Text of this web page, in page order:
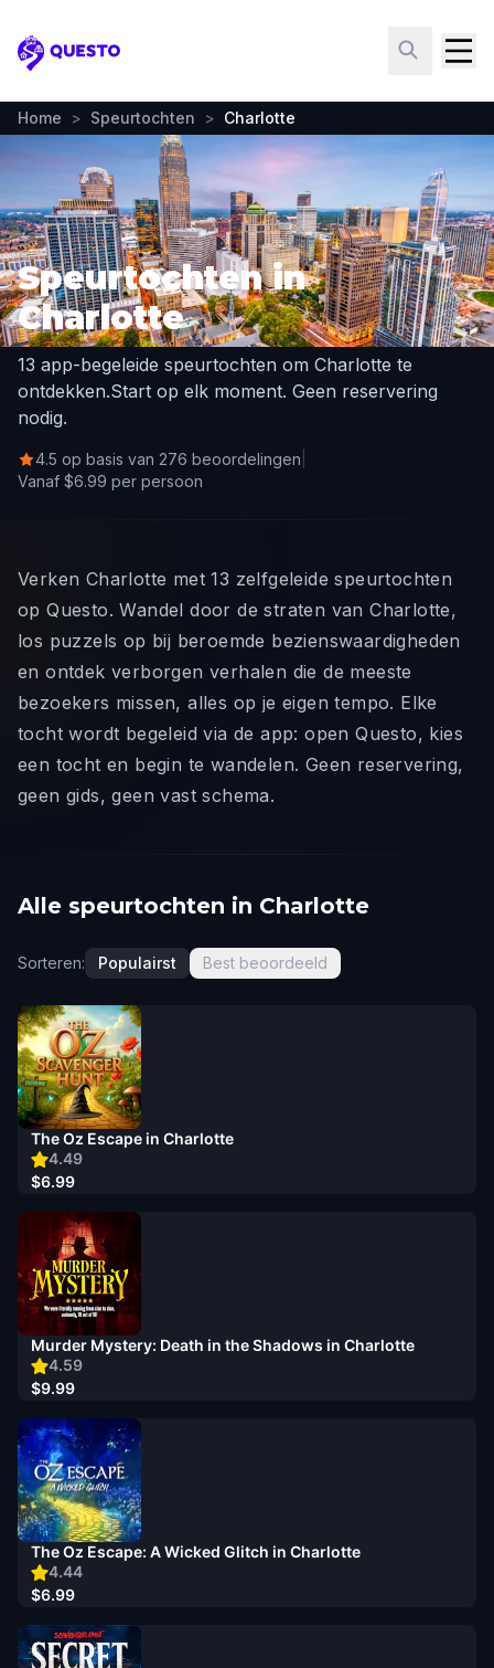
Questo
Home > Speurtochten > Charlotte
Speurtochten in
Charlotte
13 app-begeleide speurtochten om Charlotte te
ontdekken.Start op elk moment. Geen reservering
nodig.
4.5 op basis van 276 beoordelingen
Vanaf $6.99 per persoon
Verken Charlotte met 13 zelfgeleide speurtochten
op Questo. Wandel door de straten van Charlotte,
los puzzels op bij beroemde bezienswaardigheden
en ontdek verborgen verhalen die de meeste
bezoekers missen, alles op je eigen tempo. Elke
tocht wordt begeleid via de app: open Questo, kies
een tocht en begin te wandelen. Geen reservering,
geen gids, geen vast schema.
Alle speurtochten in Charlotte
Sorteren: Populairst Best beoordeeld
4.49
The Oz Escape in Charlotte
$6.99
4.59
Murder Mystery: Death in the Shadows in Charlotte
$9.99
4.44
The Oz Escape: A Wicked Glitch in Charlotte
$6.99